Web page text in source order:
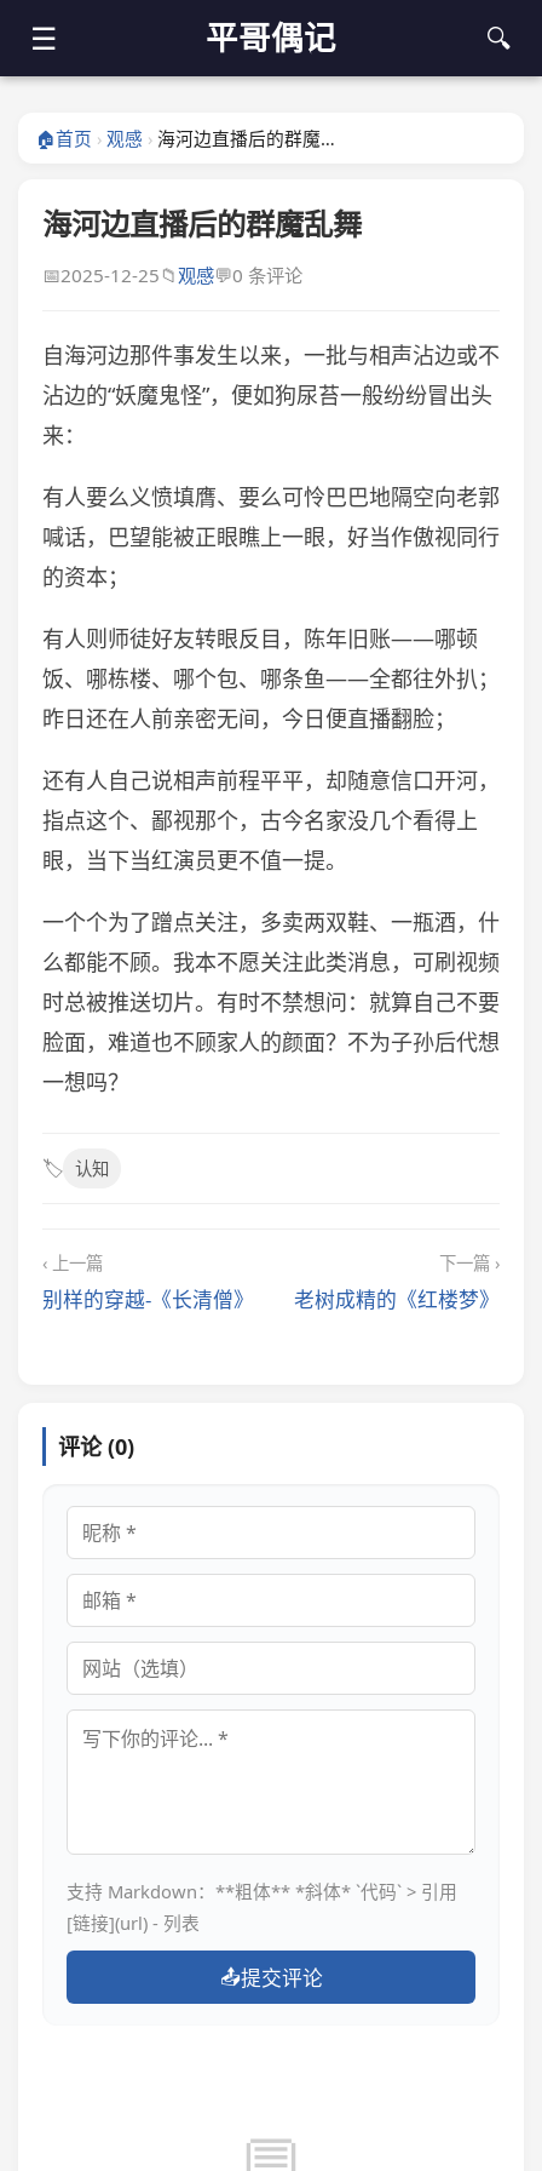
☰ 平哥偶记 🔍
🏠首页 › 观感 › 海河边直播后的群魔乱舞
海河边直播后的群魔乱舞
📅2025-12-25 📁观感💬0 条评论
自海河边那件事发生以来，一批与相声沾边或不
沾边的“妖魔鬼怪”，便如狗尿苔一般纷纷冒出头
来：
有人要么义愤填膺、要么可怜巴巴地隔空向老郭
喊话，巴望能被正眼瞧上一眼，好当作傲视同行
的资本；
有人则师徒好友转眼反目，陈年旧账——哪顿
饭、哪栋楼、哪个包、哪条鱼——全都往外扒；
昨日还在人前亲密无间，今日便直播翻脸；
还有人自己说相声前程平平，却随意信口开河，
指点这个、鄙视那个，古今名家没几个看得上
眼，当下当红演员更不值一提。
一个个为了蹭点关注，多卖两双鞋、一瓶酒，什
么都能不顾。我本不愿关注此类消息，可刷视频
时总被推送切片。有时不禁想问：就算自己不要
脸面，难道也不顾家人的颜面？不为子孙后代想
一想吗？
🏷️ 认知
‹ 上一篇
别样的穿越-《长清僧》
下一篇 ›
老树成精的《红楼梦》
评论 (0)
昵称
邮箱
网站
评论内容
支持 Markdown：**粗体** *斜体* `代码` > 引用
[链接](url) - 列表
📤提交评论